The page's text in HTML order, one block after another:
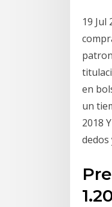
19 Jul
en
un
2018
dedos